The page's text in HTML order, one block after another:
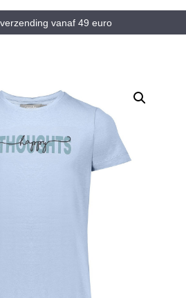
vanaf 49 euro